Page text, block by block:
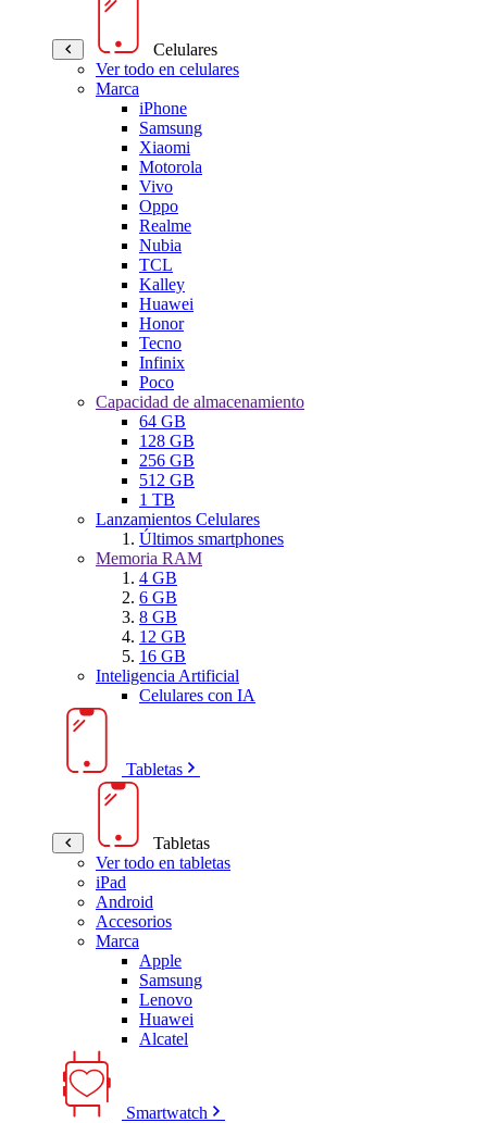
Celulares
Ver todo en celulares
Marca
iPhone
Samsung
Xiaomi
Motorola
Vivo
Oppo
Realme
Nubia
TCL
Kalley
Huawei
Honor
Tecno
Infinix
Poco
Capacidad de almacenamiento
64 GB
128 GB
256 GB
512 GB
1 TB
Lanzamientos Celulares
Últimos smartphones
Memoria RAM
4 GB
6 GB
8 GB
12 GB
16 GB
Inteligencia Artificial
Celulares con IA
Tabletas
Tabletas
Ver todo en tabletas
iPad
Android
Accesorios
Marca
Apple
Samsung
Lenovo
Huawei
Alcatel
Smartwatch